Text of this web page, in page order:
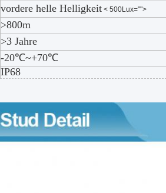
vordere helle Helligkeit < 500Lux="">
>800m
>3 Jahre
-20℃~+70℃
IP68